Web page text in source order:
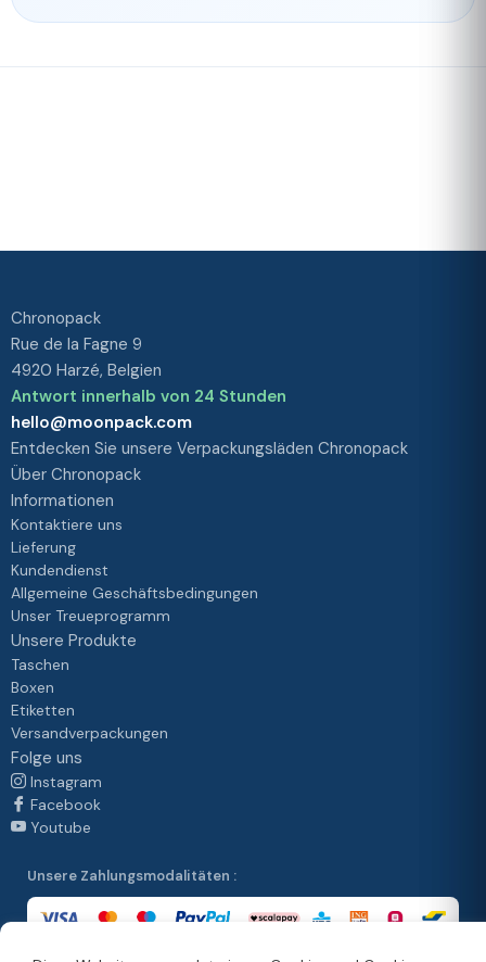
Chronopack
Rue de la Fagne 9
4920 Harzé, Belgien
Antwort innerhalb von 24 Stunden
hello@moonpack.com
Entdecken Sie unsere Verpackungsläden Chronopack
Über Chronopack
Informationen
Kontaktiere uns
Lieferung
Kundendienst
Allgemeine Geschäftsbedingungen
Unser Treueprogramm
Unsere Produkte
Taschen
Boxen
Etiketten
Versandverpackungen
Folge uns
Instagram
Facebook
Youtube
Unsere Zahlungsmodalitäten :